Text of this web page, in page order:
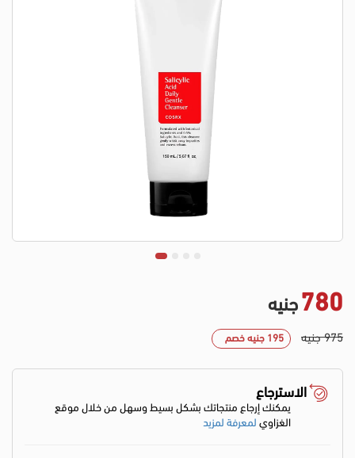
780جنيه
975 جنيه 195 جنيه خصم
الاسترجاع
يمكنك إرجاع منتجاتك بشكل بسيط وسهل من خلال موقع
الغزاويلمعرفة لمزيد